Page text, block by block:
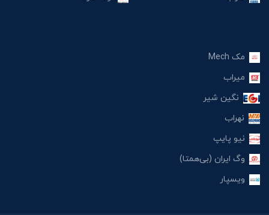
مک Mech
میراب
نگین شیر
نهراب
نیو پایپ
وگ ایران (بی‌همتا)
ویسپار